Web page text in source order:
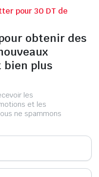
pour 30 DT de
obtenir des
bien plus
les
et les
ne spammons